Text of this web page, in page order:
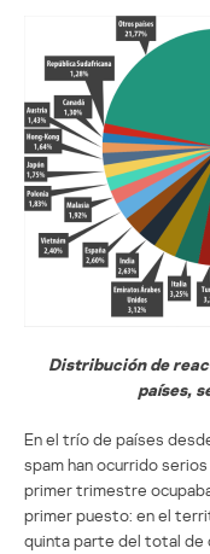
Distribución de
países,
En el trío de países
spam han ocurrido serios
primer trimestre
primer puesto: en el
quinta parte del total de